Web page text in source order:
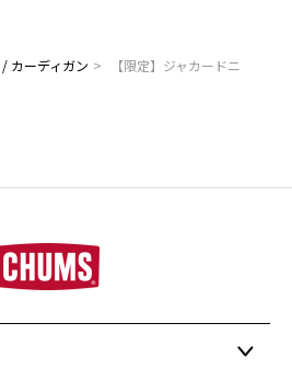
カーディガン >
【限定】ジャカードニ